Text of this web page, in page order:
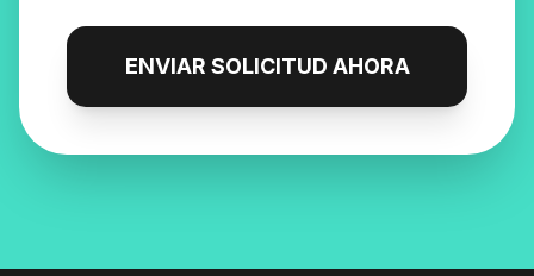
ENVIAR SOLICITUD AHORA